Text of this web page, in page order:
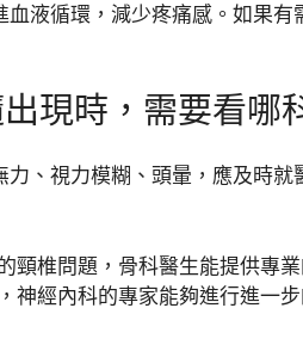
液循環，減少疼痛感。如果有
現時，需要看哪
、視力模糊、頭暈，應及時就
頸椎問題，骨科醫生能提供專
神經內科的專家能夠進行進一